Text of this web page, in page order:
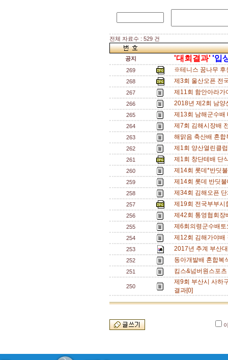
전체 자료수 : 529 건
공지 '대회결과' '입
269 ※테니스 꿈나무 후
268 제3회 울산오픈 전
267 제11회 함안아라
266 2018년 제2회 남
265 제13회 남해군수
264 제7회 김해시장배
263 해맑음 축산배 혼
262 제1회 양산열린클
261 제1회 창단테배 단
260 제14회 롯데*반딧
259 제14회 롯데 반딧
258 제34회 김해오픈
257 제19회 전국부부
256 제42회 통영협회
255 제6회의령군수배
254 제12회 김해가야
253 2017년 추계 부산
252 동아개발배 혼합복
251 킴스&넘버원스포
250
제9회 부산시 사하
결과[0]